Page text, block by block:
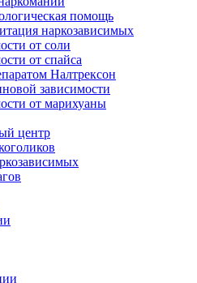
помощь
наркозависимых
от соли
от спайса
Налтрексон
зависимости
от марихуаны
центр